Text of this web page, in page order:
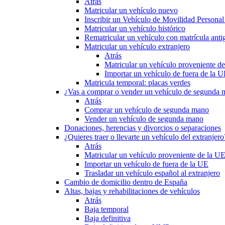
Matricular un vehículo nuevo
Inscribir un Vehículo de Movilidad
Matricular un vehículo histórico
Rematricular un vehículo con matrícula
Matricular un vehículo extranjero
Atrás
Matricular un vehículo proveniente
Importar un vehículo de fuera de la
Matricula temporal: placas verdes
¿Vas a comprar o vender un vehículo de segunda
Atrás
Comprar un vehículo de segunda mano
Vender un vehículo de segunda mano
Donaciones, herencias y divorcios o separaciones
¿Quieres traer o llevarte un vehículo del
Atrás
Matricular un vehículo proveniente de la UE
Importar un vehículo de fuera de la UE
Trasladar un vehículo español al extranjero
Cambio de domicilio dentro de España
Altas, bajas y rehabilitaciones de vehículos
Atrás
Baja temporal
Baja definitiva